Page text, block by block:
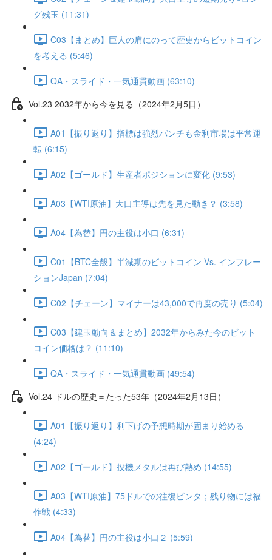
グ残玉 (11:31)
C03【まとめ】巨人の肩にのって歴史からビットコイン
を考える (5:46)
QA・スライド・一気通貫動画 (63:10)
Vol.23 2032年から今を見る（2024年2月5日）
A01【振り返り】指標は強烈パンチも金利市場は平常運
転 (6:15)
A02【ゴールド】生産者ポジションに変化 (9:53)
A03【WTI原油】大口主導は先を見た動き？ (3:58)
A04【為替】円の主役は小口 (6:31)
C01【BTC全般】半減期のビットコイン Vs. インフレー
ションJapan (7:04)
C02【チェーン】マイナーは43,000で再度の売り (5:04)
C03【建玉動向＆まとめ】2032年からみた今のビット
コイン価格は？ (11:10)
QA・スライド・一気通貫動画 (49:54)
Vol.24 ドルの歴史＝たった53年（2024年2月13日）
A01【振り返り】利下げの予想時期が固まり始める
(4:24)
A02【ゴールド】投機メタルは再び熱め (14:55)
A03【WTI原油】75ドルでの往復ビンタ；残り物には福
作戦 (4:33)
A04【為替】円の主役は小口２ (5:59)